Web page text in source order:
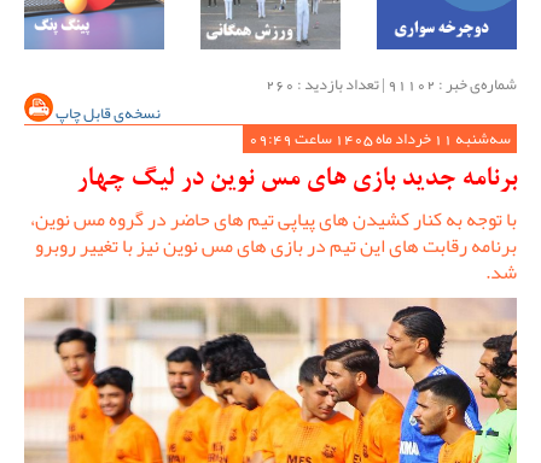
شماره‌ی خبر : ‌91102 | تعداد بازدید : 260
نسخه‌ی قابل چاپ
سه‌شنبه 11 خرداد ماه 1405 ساعت 09:49
برنامه جدید بازی های مس نوین در لیگ چهار
با توجه به کنار کشیدن های پیاپی تیم های حاضر در گروه مس نوین،
برنامه رقابت های این تیم در بازی های مس نوین نیز با تغییر روبرو
شد.